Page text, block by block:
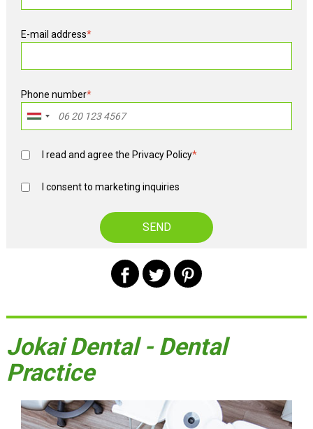
E-mail address*
Phone number*
I read and agree thePrivacy Policy*
I consent to marketing inquiries
Jokai Dental - Dental
Practice